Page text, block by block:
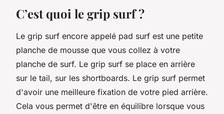
C’est quoi le grip surf ?
Le grip surf encore appelé pad surf est une petite
planche de mousse que vous collez à votre
planche de surf. Le grip surf se place en arrière
sur le tail, sur les shortboards. Le grip surf permet
d'avoir une meilleure fixation de votre pied arrière.
Cela vous permet d'être en équilibre lorsque vous